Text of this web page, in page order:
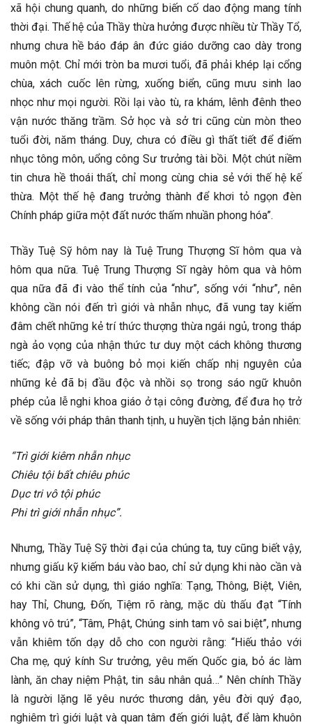
xã hội chung quanh, do những biến cố dao động mang tính
thời đại. Thế hệ của Thầy thừa hưởng được nhiều từ Thầy Tổ,
nhưng chưa hề báo đáp ân đức giáo dưỡng cao dày trong
muôn một. Chỉ mới tròn ba mươi tuổi, đã phải khép lại cổng
chùa, xách cuốc lên rừng, xuống biển, cũng mưu sinh lao
nhọc như mọi người. Rồi lại vào tù, ra khám, lênh đênh theo
vận nước thăng trầm. Sở học và sở tri cũng cùn mòn theo
tuổi đời, năm tháng. Duy, chưa có điều gì thất tiết để điếm
nhục tông môn, uổng công Sư trưởng tài bồi. Một chút niềm
tin chưa hề thoái thất, chỉ mong cùng chia sẻ với thế hệ kế
thừa. Một thế hệ đang trưởng thành để khơi tỏ ngọn đèn
Chính pháp giữa một đất nước thấm nhuần phong hóa”.
Thầy Tuệ Sỹ hôm nay là Tuệ Trung Thượng Sĩ hôm qua và
hôm qua nữa. Tuệ Trung Thượng Sĩ ngày hôm qua và hôm
qua nữa đã đi vào thể tính của “như”, sống với “như”, nên
không cần nói đến trì giới và nhẫn nhục, đã vung tay kiếm
đâm chết những kẻ trí thức thượng thừa ngái ngủ, trong tháp
ngà ảo vọng của nhận thức tư duy một cách không thương
tiếc; đập vỡ và buông bỏ mọi kiến chấp nhị nguyên của
những kẻ đã bị đầu độc và nhồi sọ trong sáo ngữ khuôn
phép của lễ nghi khoa giáo ở tại công đường, để đưa họ trở
về sống với pháp thân thanh tịnh, u huyền tịch lặng bản nhiên:
“Trì giới kiêm nhẫn nhục
Chiêu tội bất chiêu phúc
Dục tri vô tội phúc
Phi trì giới nhẫn nhục”.
Nhưng, Thầy Tuệ Sỹ thời đại của chúng ta, tuy cũng biết vậy,
nhưng giấu kỹ kiếm báu vào bao, chỉ sử dụng khi nào cần và
có khi cần sử dụng, thì giáo nghĩa: Tạng, Thông, Biệt, Viên,
hay Thỉ, Chung, Đốn, Tiệm rõ ràng, mặc dù thấu đạt “Tính
không vô trú”, “Tâm, Phật, Chúng sinh tam vô sai biệt”, nhưng
vẫn khiêm tốn dạy dỗ cho con người rằng: “Hiếu thảo với
Cha mẹ, quý kính Sư trưởng, yêu mến Quốc gia, bỏ ác làm
lành, ăn chay niệm Phật, tin sâu nhân quả…” Nên chính Thầy
là người lặng lẽ yêu nước thương dân, yêu đời quý đạo,
nghiêm trì giới luật và quan tâm đến giới luật, để làm khuôn